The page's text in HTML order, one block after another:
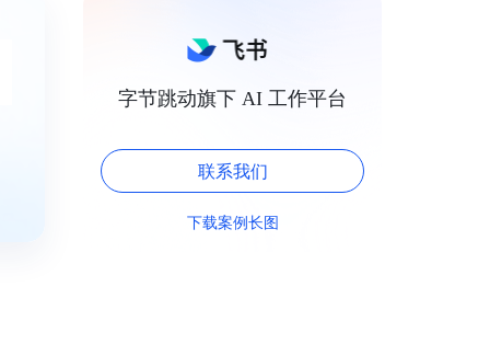
字节跳动旗下 AI 工作平台
联系我们
下载案例长图